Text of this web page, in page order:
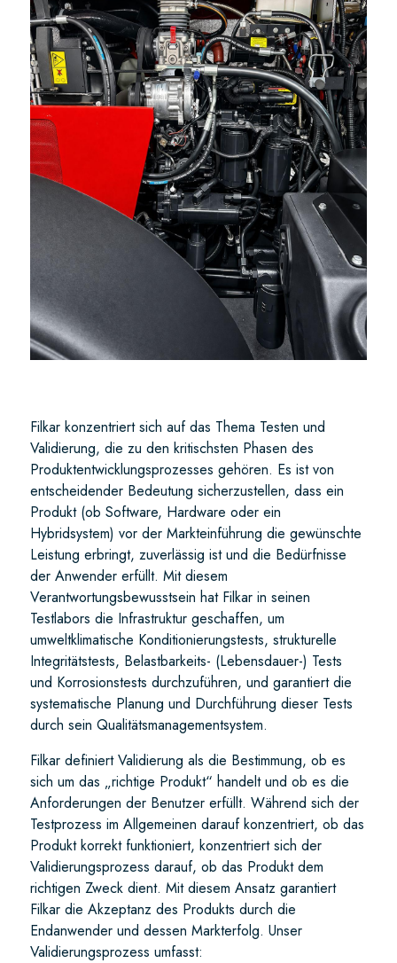
Filkar konzentriert sich auf das Thema Testen und
Validierung, die zu den kritischsten Phasen des
Produktentwicklungsprozesses gehören. Es ist von
entscheidender Bedeutung sicherzustellen, dass ein
Produkt (ob Software, Hardware oder ein
Hybridsystem) vor der Markteinführung die gewünschte
Leistung erbringt, zuverlässig ist und die Bedürfnisse
der Anwender erfüllt. Mit diesem
Verantwortungsbewusstsein hat Filkar in seinen
Testlabors die Infrastruktur geschaffen, um
umweltklimatische Konditionierungstests, strukturelle
Integritätstests, Belastbarkeits- (Lebensdauer-) Tests
und Korrosionstests durchzuführen, und garantiert die
systematische Planung und Durchführung dieser Tests
durch sein Qualitätsmanagementsystem.
Filkar definiert Validierung als die Bestimmung, ob es
sich um das „richtige Produkt“ handelt und ob es die
Anforderungen der Benutzer erfüllt. Während sich der
Testprozess im Allgemeinen darauf konzentriert, ob das
Produkt korrekt funktioniert, konzentriert sich der
Validierungsprozess darauf, ob das Produkt dem
richtigen Zweck dient. Mit diesem Ansatz garantiert
Filkar die Akzeptanz des Produkts durch die
Endanwender und dessen Markterfolg. Unser
Validierungsprozess umfasst: